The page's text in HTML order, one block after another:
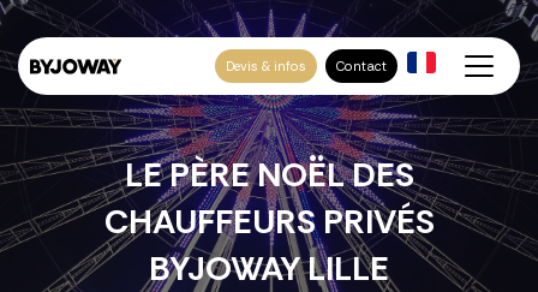
Devis & infos Contact
LE PÈRE NOËL DES
CHAUFFEURS PRIVÉS
BYJOWAY LILLE